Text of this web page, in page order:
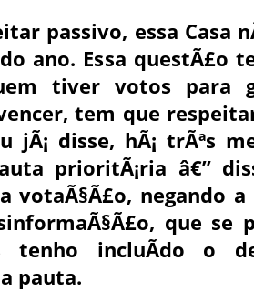
passivo, essa Casa
ano. Essa questÃ£o
tiver votos para
tem que
jÃ¡ disse, hÃ¡ trÃªs
prioritÃ¡ria â€”
votaÃ§Ã£o, negando
que se
tenho incluÃ­do o
pauta.